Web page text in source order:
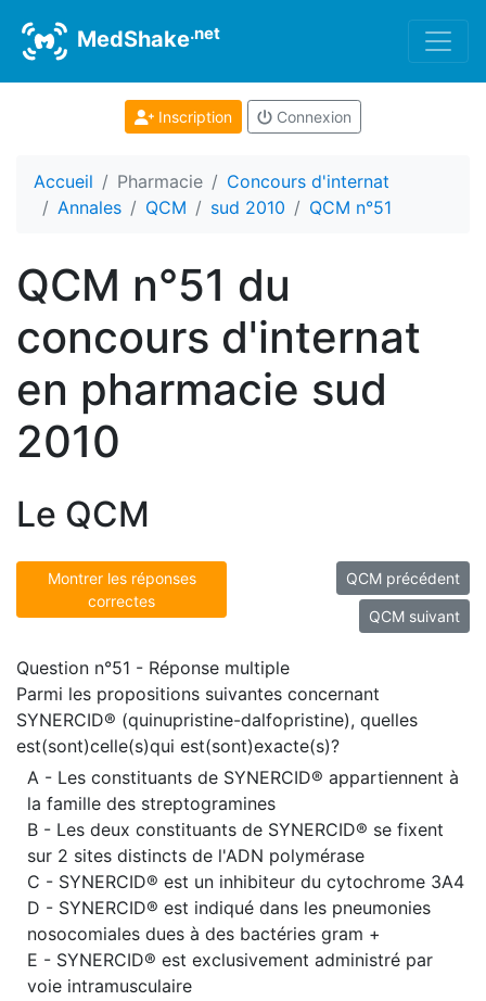
MedShake.net
Inscription Connexion
Accueil Pharmacie
Concours d'internat
Annales
QCM sud 2010 QCM n°51
QCM n°51 du
concours d'internat
en pharmacie sud
2010
Le QCM
Montrer les réponses
correctes
QCM précédent
QCM suivant
Question n°51 - Réponse multiple
Parmi les propositions suivantes concernant
SYNERCID® (quinupristine-dalfopristine), quelles
est(sont)celle(s)qui est(sont)exacte(s)?
A - Les constituants de SYNERCID® appartiennent à
la famille des streptogramines
B - Les deux constituants de SYNERCID® se fixent
sur 2 sites distincts de l'ADN polymérase
C - SYNERCID® est un inhibiteur du cytochrome 3A4
D - SYNERCID® est indiqué dans les pneumonies
nosocomiales dues à des bactéries gram +
E - SYNERCID® est exclusivement administré par
voie intramusculaire